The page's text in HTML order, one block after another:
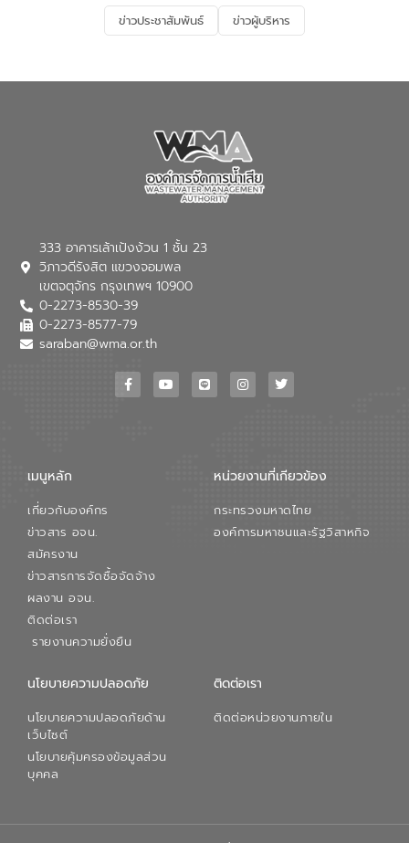
และการบำบัดน้ำเสียเบื้องต้น” โดยให้ความรู้
เกี่ยวกับสาเหตุและผลกระทบของน้ำเสีย
ณ เทศบาลตำบลบางเลน จังหวัดนครปฐม
ข่าวประชาสัมพันธ์ ข่าวผู้บริหาร
333 อาคารเล้าเป้งง้วน 1 ชั้น 23
วิภาวดีรังสิต แขวงจอมพล
เขตจตุจักร กรุงเทพฯ 10900
0-2273-8530-39
0-2273-8577-79
saraban@wma.or.th
เมนูหลัก
เกี่ยวกับองค์กร
ข่าวสาร อจน.
สมัครงาน
ข่าวสารการจัดซื้อจัดจ้าง
ผลงาน อจน.
ติดต่อเรา
รายงานความยั่งยืน
หน่วยงานที่เกียวข้อง
กระทรวงมหาดไทย
องค์การมหาชนและรัฐวิสาหกิจ
นโยบายความปลอดภัย
นโยบายความปลอดภัยด้าน
เว็บไซต์
นโยบายคุ้มครองข้อมูลส่วน
บุคคล
ติดต่อเรา
ติดต่อหน่วยงานภายใน